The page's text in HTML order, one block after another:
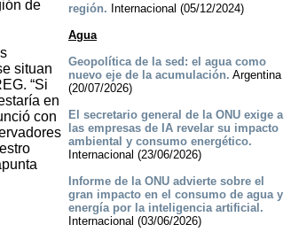
de
situan
“Si
en
con
región. Internacional (05/12/2024)
Agua
Geopolítica de la sed: el agua como
nuevo eje de la acumulación. Argentina
(20/07/2026)
El secretario general de la ONU exige a
las empresas de IA revelar su impacto
ambiental y consumo energético.
Internacional (23/06/2026)
Informe de la ONU advierte sobre el
gran impacto en el consumo de agua y
energía por la inteligencia artificial.
Internacional (03/06/2026)